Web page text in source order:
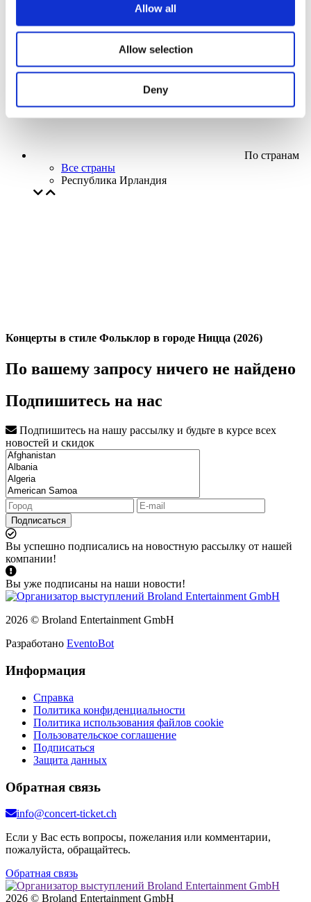
Allow all
Allow selection
Deny
Наше спецпредложение
Применить
По странам
Все страны
Республика Ирландия
Концерты в стиле Фольклор в городе Ницца (2026)
По вашему запросу ничего не найдено
Подпишитесь на нас
Подпишитесь на нашу рассылку и будьте в курсе всех
новостей и скидок
Подписаться
Вы успешно подписались на новостную рассылку от нашей
компании!
Вы уже подписаны на наши новости!
2026 © Broland Entertainment GmbH
Разработано EventoBot
Информация
Справка
Политика конфиденциальности
Политика использования файлов cookie
Пользовательское соглашение
Подписаться
Защита данных
Обратная связь
info@concert-ticket.ch
Если у Вас есть вопросы, пожелания или комментарии,
пожалуйста, обращайтесь.
Обратная связь
2026 © Broland Entertainment GmbH